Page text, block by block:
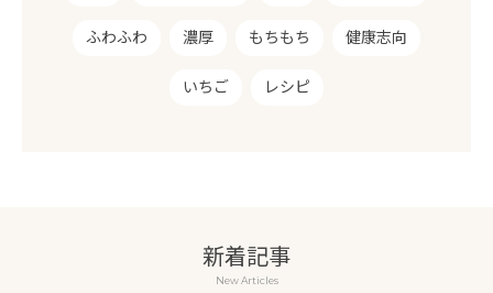
ふわふわ 濃厚 もちもち 健康志向
いちご レシピ
新着記事
New Articles